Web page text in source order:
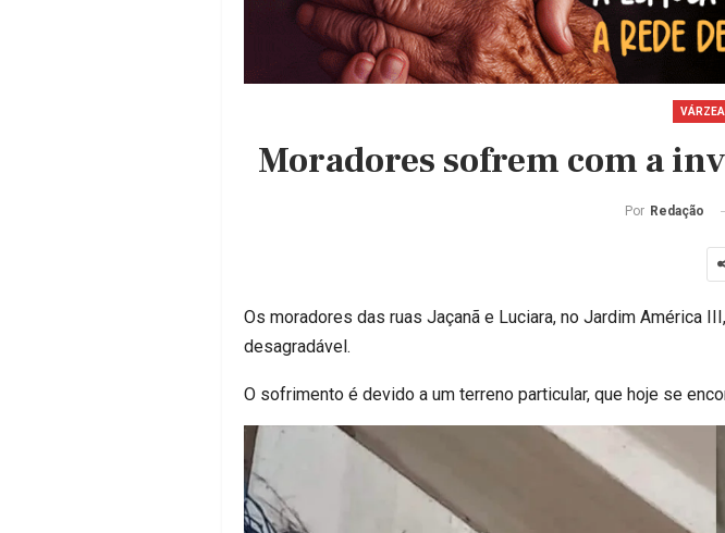
Moradores sofrem com a
Por Redação
Os moradores das ruas Jaçanã e Luciara, no Jardim América
desagradável.
O sofrimento é devido a um terreno particular, que hoje se